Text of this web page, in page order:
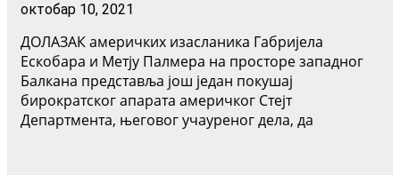
октобар 10, 2021
ДОЛАЗАК америчких изасланика Габријела
Ескобара и Метју Палмера на просторе западног
Балкана представља још један покушај
бирократског апарата америчког Стејт
Департмента, његовог учауреног дела, да